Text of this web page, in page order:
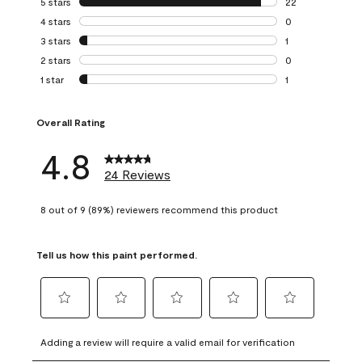
22 reviews with
4 stars stars
0
0 reviews with 4
3 stars stars
1
1 review with 3
2 stars stars
0
0 reviews with 2
1 star stars
1
Overall Rating
4.8 24 Reviews
8 out of 9 (89%) reviewers recommend this product
Tell us how this paint performed.
to
rate
to
rate
to
rate
to
rate
to
rate
Adding a review will require a valid email for verification